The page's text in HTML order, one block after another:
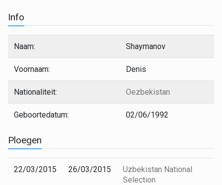
Info
Naam: Shaymanov
Voornaam: Denis
Nationaliteit: Oezbekistan
Geboortedatum: 02/06/1992
Ploegen
22/03/2015 26/03/2015
Uzbekistan National
Selection